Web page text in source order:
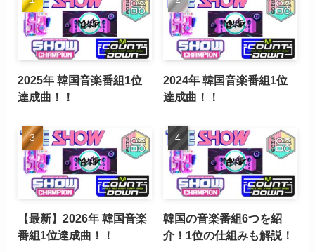
2025年 韓国音楽番組1位
達成曲！！
2024年 韓国音楽番組1位
達成曲！！
【最新】2026年 韓国音楽
番組1位達成曲！！
韓国の音楽番組6つを紹
介！1位の仕組みも解説！